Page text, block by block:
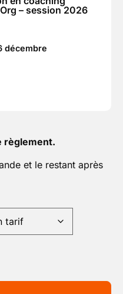
– session 2026
décembre
règlement.
et le restant après